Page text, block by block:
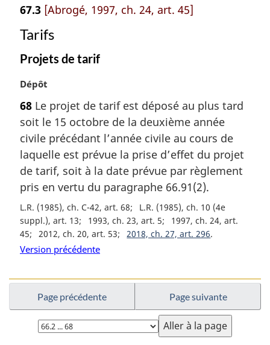
67.3 [Abrogé, 1997, ch. 24, art. 45]
Tarifs
Projets de tarif
N
t
e
m
a
g
i
n
a
l
:
Dépôt
68 Le projet de tarif est déposé au plus tard
soit le 15 octobre de la deuxième année
civile précédant l’année civile au cours de
laquelle est prévue la prise d’effet du projet
de tarif, soit à la date prévue par règlement
pris en vertu du paragraphe 66.91(2).
L.R. (1985), ch. C-42, art. 68
L.R. (1985), ch. 10 (4e
suppl.), art. 13
1993, ch. 23, art. 5
1997, ch. 24, art.
45
2012, ch. 20, art. 53 2018, ch. 27, art. 296
Version précédente
Page précédente Page suivante
Choisissez
la